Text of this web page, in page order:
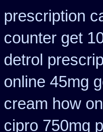
prescription
counter get
detrol
online 45mg
cream how
cipro 750mg